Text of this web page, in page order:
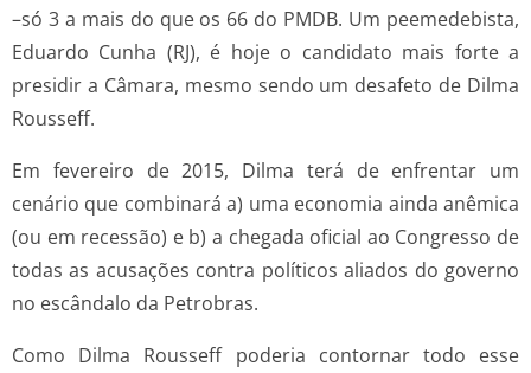
–só 3 a mais do que os 66 do PMDB. Um peemedebista,
Eduardo Cunha (RJ), é hoje o candidato mais forte a
presidir a Câmara, mesmo sendo um desafeto de Dilma
Rousseff.
Em fevereiro de 2015, Dilma terá de enfrentar um
cenário que combinará a) uma economia ainda anêmica
(ou em recessão) e b) a chegada oficial ao Congresso de
todas as acusações contra políticos aliados do governo
no escândalo da Petrobras.
Como Dilma Rousseff poderia contornar todo esse